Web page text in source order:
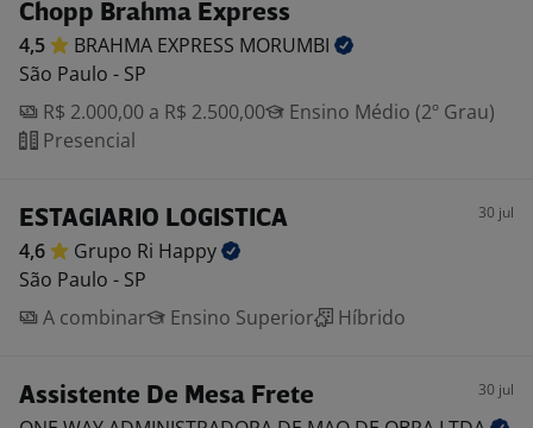
Chopp Brahma Express
4,5 BRAHMA EXPRESS MORUMBI
São Paulo - SP
R$ 2.000,00 a R$ 2.500,00
Ensino Médio (2º Grau)
Presencial
ESTAGIARIO LOGISTICA 30 jul
4,6 Grupo Ri Happy
São Paulo - SP
A combinar
Ensino Superior Híbrido
Assistente De Mesa Frete 30 jul